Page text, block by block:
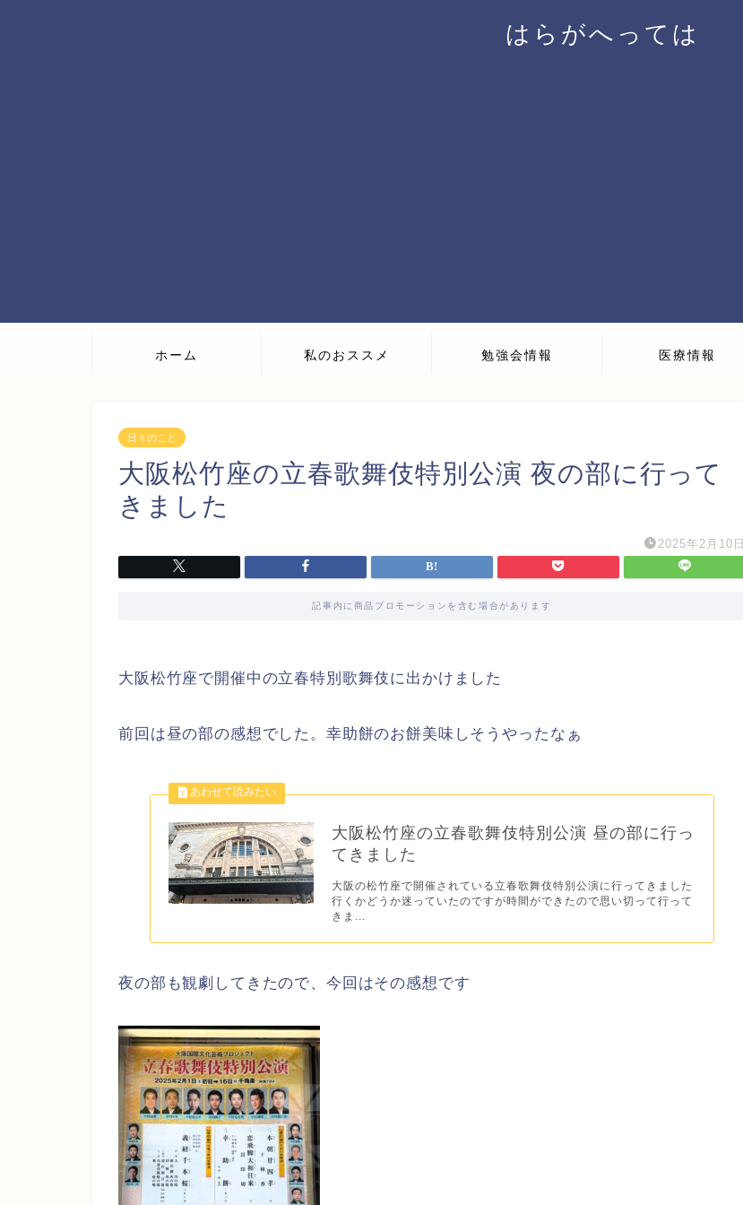
はらがへっては
ホーム 私のおススメ 勉強会情報 医療情報
日々のこと
大阪松竹座の立春歌舞伎特別公演 夜の部に行って
きました
2025年2月10日
記事内に商品プロモーションを含む場合があります
大阪松竹座で開催中の立春特別歌舞伎に出かけました
前回は昼の部の感想でした。幸助餅のお餅美味しそうやったなぁ
大阪松竹座の立春歌舞伎特別公演 昼の部に行っ
てきました
大阪の松竹座で開催されている立春歌舞伎特別公演に行ってきました
行くかどうか迷っていたのですが時間ができたので思い切って行って
きま...
夜の部も観劇してきたので、今回はその感想です